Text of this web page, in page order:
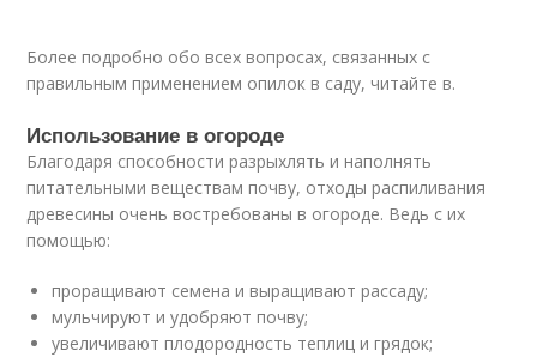
Более подробно обо всех вопросах, связанных с
правильным применением опилок в саду, читайте в.
Использование в огороде
Благодаря способности разрыхлять и наполнять
питательными веществам почву, отходы распиливания
древесины очень востребованы в огороде. Ведь с их
помощью:
проращивают семена и выращивают рассаду;
мульчируют и удобряют почву;
увеличивают плодородность теплиц и грядок;